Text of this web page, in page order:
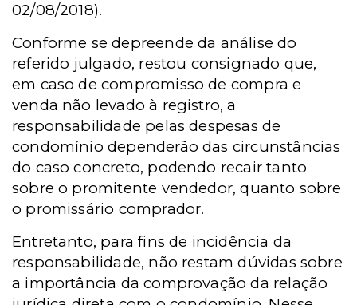
02/08/2018).
Conforme se depreende da análise do
referido julgado, restou consignado que,
em caso de compromisso de compra e
venda não levado à registro, a
responsabilidade pelas despesas de
condomínio dependerão das circunstâncias
do caso concreto, podendo recair tanto
sobre o promitente vendedor, quanto sobre
o promissário comprador.
Entretanto, para fins de incidência da
responsabilidade, não restam dúvidas sobre
a importância da comprovação da relação